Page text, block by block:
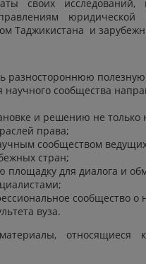
своих
юридической
Таджикистана и
разностороннюю
сообщества
и решению не только
права;
сообществом
стран;
площадку для диалога и
сообщество о
вуза.